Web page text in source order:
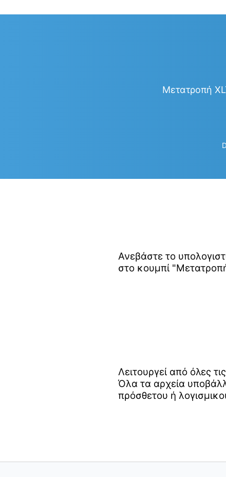
Μετατροπή
Ανεβάστε το
στο κουμπί
Λειτουργεί από όλες
Όλα τα αρχεία
πρόσθετου ή